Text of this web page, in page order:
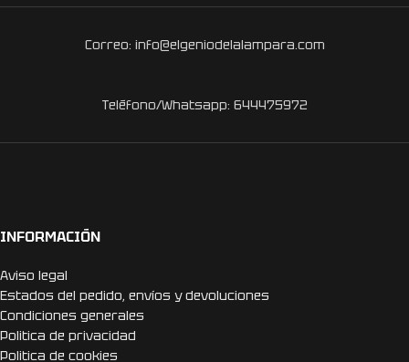
Correo: info@elgeniodelalampara.com
Teléfono/Whatsapp: 644475972
INFORMACIÓN
Aviso legal
Estados del pedido, envíos y devoluciones
Condiciones generales
Politica de privacidad
Politica de cookies